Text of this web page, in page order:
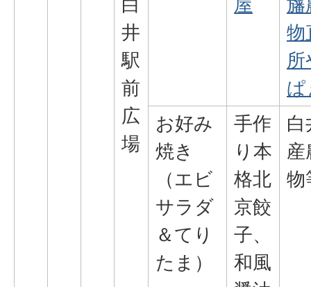
井
駅
前
広
場
物
ぱ
お好み
焼き
（エビ
サラダ
＆てり
たま）
手作
り本
格北
京餃
子、
和風
白
産
物